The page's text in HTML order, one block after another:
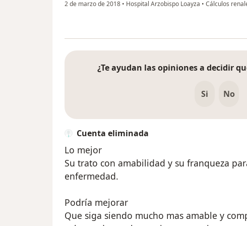
2 de marzo de 2018 • Hospital Arzobispo Loayza • Cálculos
¿Te ayudan las opiniones a decidir
Si No
Cuenta eliminada
Lo mejor
Su trato con amabilidad y su franqueza
enfermedad.
Podría mejorar
Que siga siendo mucho mas amable y